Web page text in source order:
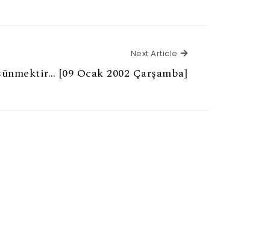
Next Article Next Article
[09 Ocak 2002 Çarşamba]